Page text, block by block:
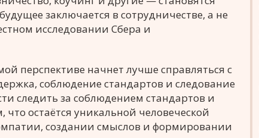
заключается в сотрудничестве, а не
исследовании Сбера и
перспективе начнет лучше справляться с
соблюдение стандартов и следование
следить за соблюдением стандартов и
остаётся уникальной человеческой
создании смыслов и формировании